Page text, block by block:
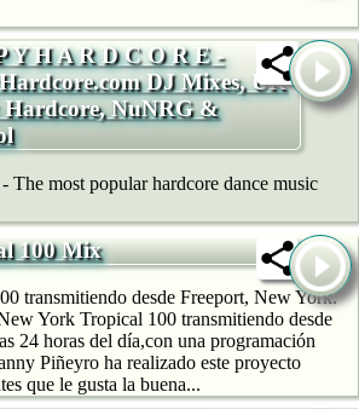
Y H A R D C O R E -
DJ Mixes, UK
NuNRG &
The most popular hardcore dance music
100 Mix
transmitiendo desde Freeport, New York.
York Tropical 100 transmitiendo desde
24 horas del día,con una programación
Piñeyro ha realizado este proyecto
que le gusta la buena...